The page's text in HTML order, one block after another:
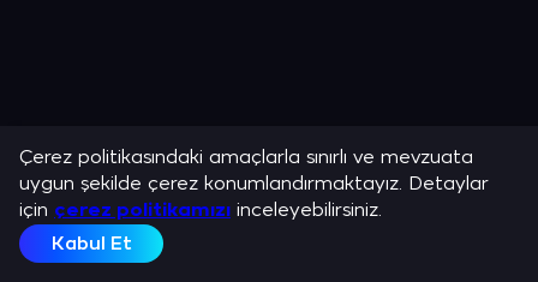
Çerez politikasındaki amaçlarla sınırlı ve mevzuata
uygun şekilde çerez konumlandırmaktayız. Detaylar
için çerez politikamızı inceleyebilirsiniz.
Kabul Et